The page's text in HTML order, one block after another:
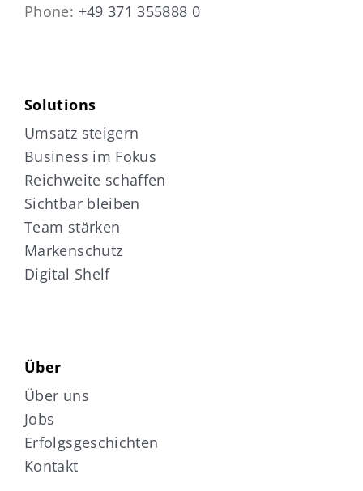
Phone: +49 371 355888 0
Solutions
Umsatz steigern
Business im Fokus
Reichweite schaffen
Sichtbar bleiben
Team stärken
Markenschutz
Digital Shelf
Über
Über uns
Jobs
Erfolgsgeschichten
Kontakt